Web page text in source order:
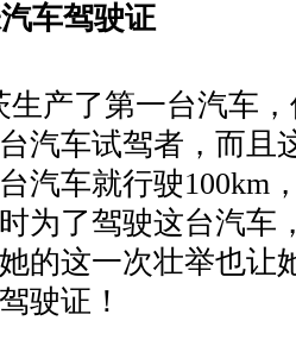
车驾驶证
产了第一台汽车
汽车试驾者，而且
汽车就行驶100km
为了驾驶这台汽车
的这一次壮举也让
驶证！